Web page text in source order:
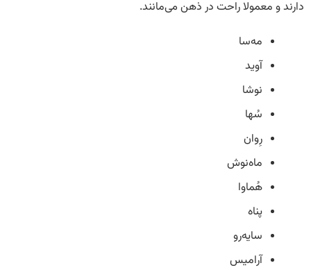
دارند و معمولا راحت در ذهن می‌مانند.
مه‌سا
آوید
نوشا
سُها
رِوان
ماه‌نوش
هُماوا
پناه
سایه‌رو
آرامیس